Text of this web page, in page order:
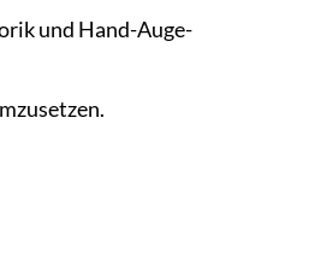
und Hand-Auge-